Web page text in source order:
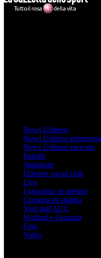
News Udinese
News Udinese primavera
News Udinese mercato
Pagelle
Statistiche
Udinese social club
Live
I giocatore in prestito
Comunicati stampa
Visti dall'AUC
Watford e Granada
Foto
Video